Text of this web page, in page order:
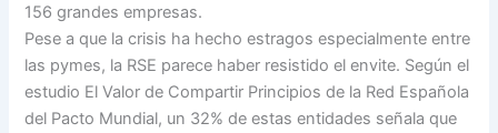
156 grandes empresas.
Pese a que la crisis ha hecho estragos especialmente entre
las pymes, la RSE parece haber resistido el envite. Según el
estudio El Valor de Compartir Principios de la Red Española
del Pacto Mundial, un 32% de estas entidades señala que